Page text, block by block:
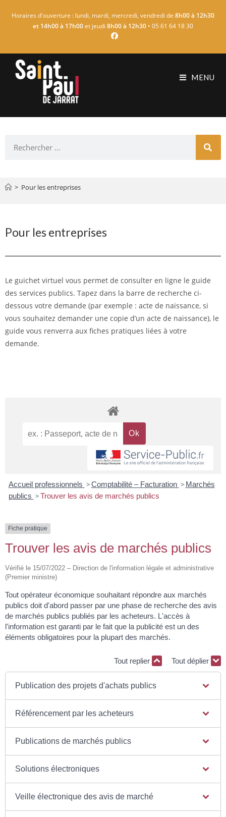
Horaires d'ouverture : lundi, mardi, mercredi, vendredi de 8h00 à 12h30
et 14h00 à 17h00et jeudi 8h00 à 12h30 • 05 61 64 18 30
MENU
> Pour les entreprises
Pour les entreprises
Le guichet virtuel vous permet de consulter en ligne le guide
des services publics. Tapez dans la barre de recherche ci-
dessous votre demande (par exemple : acte de naissance, si
vous souhaitez demander une copie d’un acte de naissance), le
guide vous renverra aux fiches pratiques liées à votre
demande.
Accueil professionnels > Comptabilité – Facturation > Marchés
publics > Trouver les avis de marchés publics
Fiche pratique
Trouver les avis de marchés publics
Vérifié le 15/07/2022 – Direction de l'information légale et administrative
(Premier ministre)
Tout opérateur économique souhaitant répondre aux marchés
publics doit d'abord passer par une phase de recherche des avis
de marchés publics publiés par les acheteurs. L'accès à
l'information est garanti par le fait que la publicité est un des
éléments obligatoires pour la plupart des marchés.
Tout replier Tout déplier
Publication des projets d'achats publics
Référencement par les acheteurs
Publications de marchés publics
Solutions électroniques
Veille électronique des avis de marché